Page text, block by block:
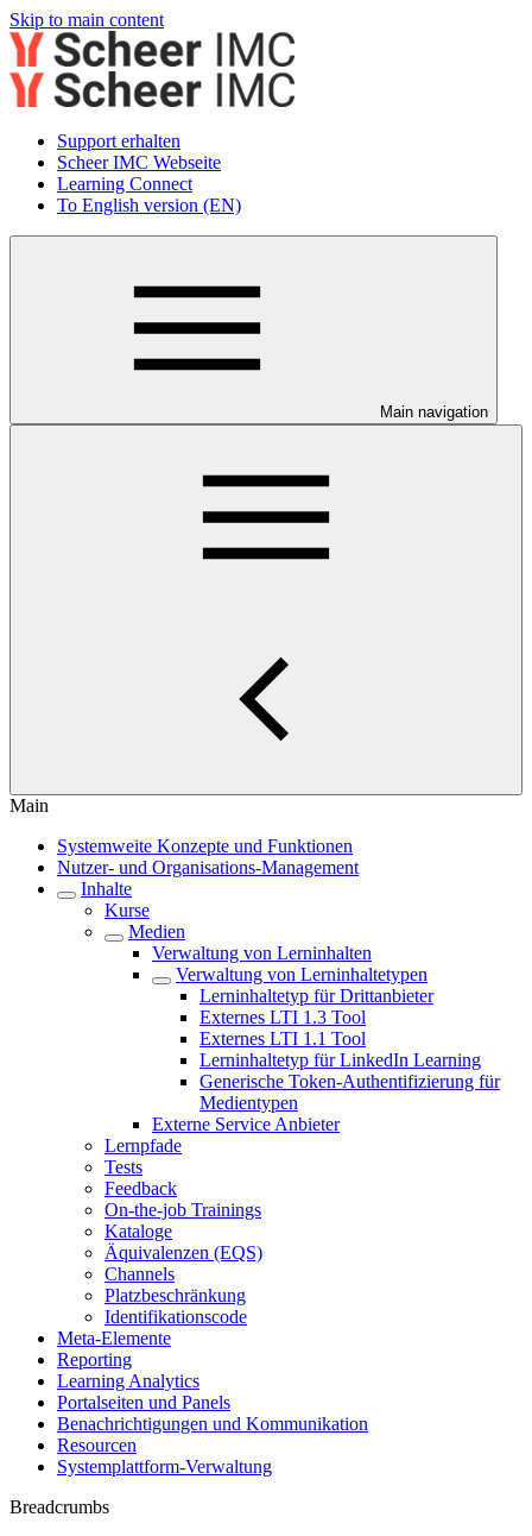
Skip to main content
Support erhalten
Scheer IMC Webseite
Learning Connect
To English version (EN)
Main navigation
Main
Systemweite Konzepte und Funktionen
Nutzer- und Organisations-Management
Inhalte
Kurse
Medien
Verwaltung von Lerninhalten
Verwaltung von Lerninhaltetypen
Lerninhaltetyp für Drittanbieter
Externes LTI 1.3 Tool
Externes LTI 1.1 Tool
Lerninhaltetyp für LinkedIn Learning
Generische Token-Authentifizierung für
Medientypen
Externe Service Anbieter
Lernpfade
Tests
Feedback
On-the-job Trainings
Kataloge
Äquivalenzen (EQS)
Channels
Platzbeschränkung
Identifikationscode
Meta-Elemente
Reporting
Learning Analytics
Portalseiten und Panels
Benachrichtigungen und Kommunikation
Resourcen
Systemplattform-Verwaltung
Breadcrumbs